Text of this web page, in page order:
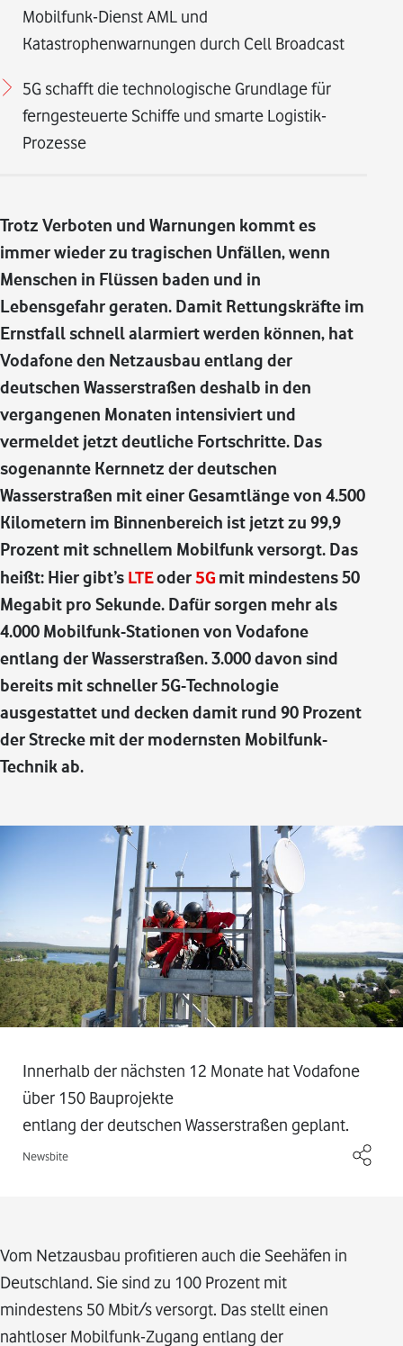
Mobilfunk-Dienst AML und
Katastrophenwarnungen durch Cell Broadcast
5G schafft die technologische Grundlage für
ferngesteuerte Schiffe und smarte Logistik-
Prozesse
Trotz Verboten und Warnungen kommt es
immer wieder zu tragischen Unfällen, wenn
Menschen in Flüssen baden und in
Lebensgefahr geraten. Damit Rettungskräfte im
Ernstfall schnell alarmiert werden können, hat
Vodafone den Netzausbau entlang der
deutschen Wasserstraßen deshalb in den
vergangenen Monaten intensiviert und
vermeldet jetzt deutliche Fortschritte. Das
sogenannte Kernnetz der deutschen
Wasserstraßen mit einer Gesamtlänge von 4.500
Kilometern im Binnenbereich ist jetzt zu 99,9
Prozent mit schnellem Mobilfunk versorgt. Das
heißt: Hier gibt’s LTEoder5G mit mindestens 50
Megabit pro Sekunde. Dafür sorgen mehr als
4.000 Mobilfunk-Stationen von Vodafone
entlang der Wasserstraßen. 3.000 davon sind
bereits mit schneller 5G-Technologie
ausgestattet und decken damit rund 90 Prozent
der Strecke mit der modernsten Mobilfunk-
Technik ab.
Innerhalb der nächsten 12 Monate hat Vodafone
über 150 Bauprojekte
entlang der deutschen Wasserstraßen geplant.
Newsbite
Vom Netzausbau profitieren auch die Seehäfen in
Deutschland. Sie sind zu 100 Prozent mit
mindestens 50 Mbit/s versorgt. Das stellt einen
nahtloser Mobilfunk-Zugang entlang der